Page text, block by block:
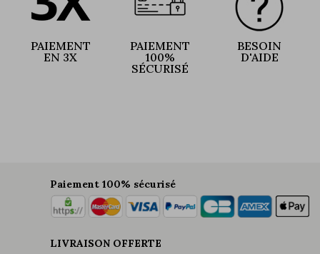
PAIEMENT
EN 3X
PAIEMENT
100%
SÉCURISÉ
BESOIN
D'AIDE
Paiement 100% sécurisé
LIVRAISON OFFERTE